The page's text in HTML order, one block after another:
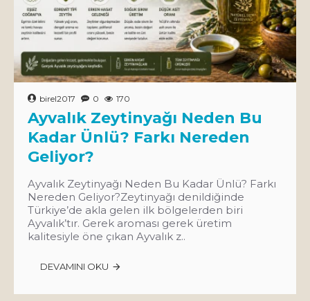
birel2017 0 170
Ayvalık Zeytinyağı Neden Bu
Kadar Ünlü? Farkı Nereden
Geliyor?
Ayvalık Zeytinyağı Neden Bu Kadar Ünlü? Farkı
Nereden Geliyor?Zeytinyağı denildiğinde
Türkiye’de akla gelen ilk bölgelerden biri
Ayvalık’tır. Gerek aroması gerek üretim
kalitesiyle öne çıkan Ayvalık z..
DEVAMINI OKU